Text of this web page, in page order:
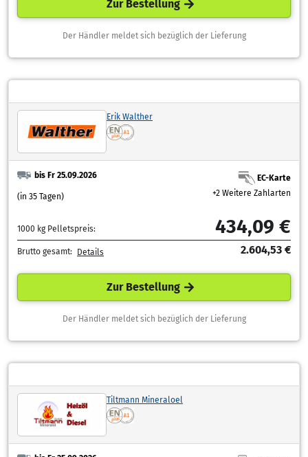
Zur Bestellung
Der Händler meldet sich bezüglich der Lieferung
Erik Walther
bis Fr 25.09.2026
(in 35 Tagen)
EC-Karte
+2 Weitere Zahlarten
1000 kg Pelletspreis: 434,09 €
Brutto gesamt: Details 2.604,53 €
Zur Bestellung
Der Händler meldet sich bezüglich der Lieferung
Tiltmann Mineraloel